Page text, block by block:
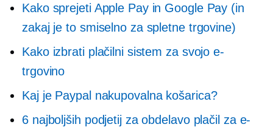
Kako sprejeti Apple Pay in Google Pay (in
zakaj je to smiselno za spletne trgovine)
Kako izbrati plačilni sistem za svojo e-
trgovino
Kaj je Paypal nakupovalna košarica?
6 najboljših podjetij za obdelavo plačil za e-